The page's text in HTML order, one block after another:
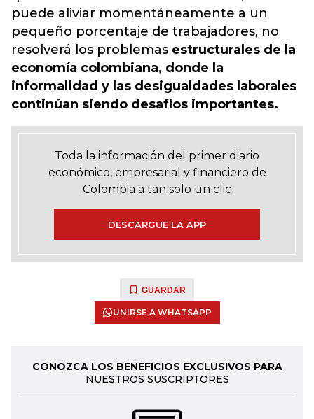
puede aliviar momentáneamente a un
pequeño porcentaje de trabajadores, no
resolverá los problemas estructurales de la
economía colombiana, donde la
informalidad y las desigualdades laborales
continúan siendo desafíos importantes.
Toda la información del primer diario
económico, empresarial y financiero de
Colombia a tan solo un clic
DESCARGUE LA APP
GUARDAR
UNIRSE A WHATSAPP
CONOZCA LOS BENEFICIOS EXCLUSIVOS PARA
NUESTROS SUSCRIPTORES